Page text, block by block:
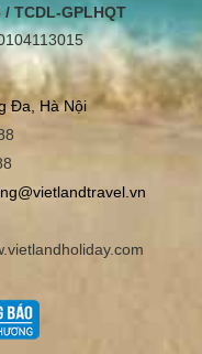
/ TCDL-GPLHQT
Đa, Hà Nội